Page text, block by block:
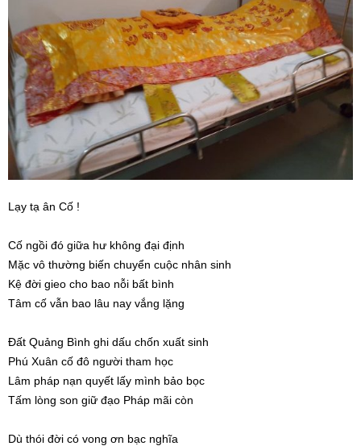
Lạy tạ ân Cố !
Cố ngồi đó giữa hư không đại định
Mặc vô thường biến chuyển cuộc nhân sinh
Kệ đời gieo cho bao nỗi bất bình
Tâm cố vẫn bao lâu nay vắng lặng
Đất Quảng Bình ghi dấu chốn xuất sinh
Phú Xuân cố đô người tham học
Lâm pháp nạn quyết lấy mình bảo bọc
Tấm lòng son giữ đạo Pháp mãi còn
Dù thói đời có vong ơn bạc nghĩa